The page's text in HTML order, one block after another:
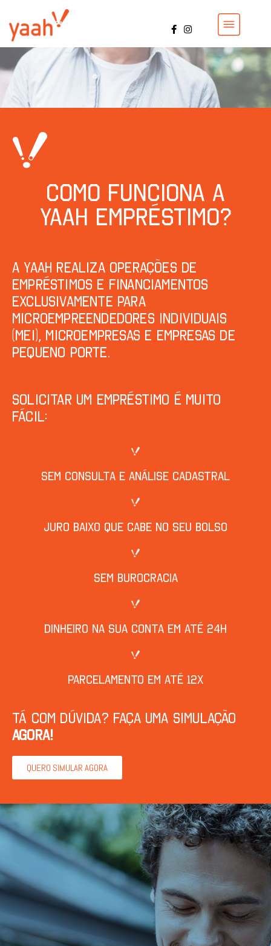
Como funciona a
Yaah Empréstimo?
A YAAH realiza operações de
empréstimos e financiamentos
exclusivamente para
Microempreendedores Individuais
(MEI), microempresas e empresas de
pequeno porte.
Solicitar um empréstimo é muito
fácil:
Sem consulta e análise cadastral
Juro baixo que cabe no seu bolso
Sem burocracia
Dinheiro na sua conta em até 24h
Parcelamento em até 12x
Tá com dúvida? Faça uma simulação
agora!
QUERO SIMULAR AGORA